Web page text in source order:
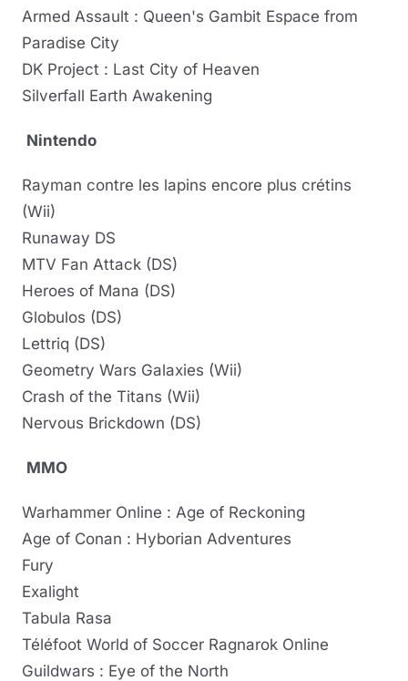
Armed Assault : Queen's Gambit Espace from
Paradise City
DK Project : Last City of Heaven
Silverfall Earth Awakening
Nintendo
Rayman contre les lapins encore plus crétins
(Wii)
Runaway DS
MTV Fan Attack (DS)
Heroes of Mana (DS)
Globulos (DS)
Lettriq (DS)
Geometry Wars Galaxies (Wii)
Crash of the Titans (Wii)
Nervous Brickdown (DS)
MMO
Warhammer Online : Age of Reckoning
Age of Conan : Hyborian Adventures
Fury
Exalight
Tabula Rasa
Téléfoot World of Soccer Ragnarok Online
Guildwars : Eye of the North